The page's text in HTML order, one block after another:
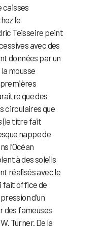
caisses
le
Teisseire peint
avec des
données par un
mousse
que des
circulaires que
(le titre fait
nappe de
l’Océan
à des soleils
réalisés avec le
fait office de
d’un
des fameuses
Turner. De la